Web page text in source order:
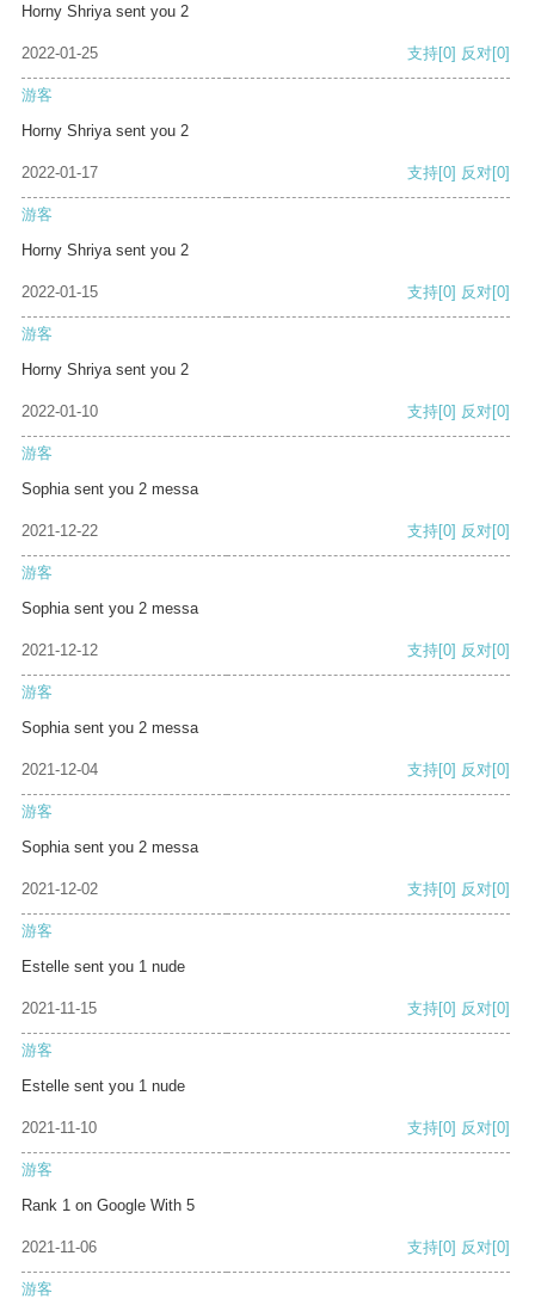
Horny Shriya sent you 2
2022-01-25 支持[0] 反对[0]
游客
Horny Shriya sent you 2
2022-01-17 支持[0] 反对[0]
游客
Horny Shriya sent you 2
2022-01-15 支持[0] 反对[0]
游客
Horny Shriya sent you 2
2022-01-10 支持[0] 反对[0]
游客
Sophia sent you 2 messa
2021-12-22 支持[0] 反对[0]
游客
Sophia sent you 2 messa
2021-12-12 支持[0] 反对[0]
游客
Sophia sent you 2 messa
2021-12-04 支持[0] 反对[0]
游客
Sophia sent you 2 messa
2021-12-02 支持[0] 反对[0]
游客
Estelle sent you 1 nude
2021-11-15 支持[0] 反对[0]
游客
Estelle sent you 1 nude
2021-11-10 支持[0] 反对[0]
游客
Rank 1 on Google With 5
2021-11-06 支持[0] 反对[0]
游客